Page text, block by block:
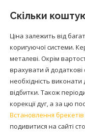
Скільки
Ціна залежить від
коригуючої системи.
металеві. Окрім
врахувати й додаткові
необхідність виконати
відбитки. Також
корекції дуг, а за цю
Встановлення брекетів
подивитися на сайті